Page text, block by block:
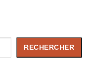
RECHERCHER